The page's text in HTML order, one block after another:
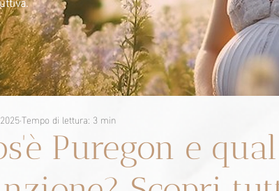
Puregon e
Tempo di lettura: 3 min